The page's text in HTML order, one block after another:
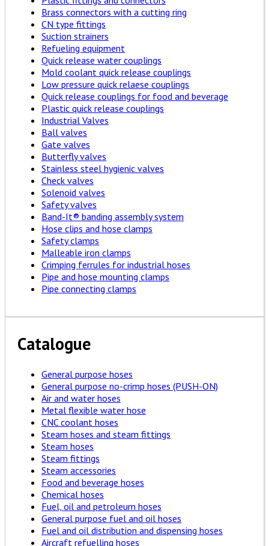
Brass connectors with a cutting ring
CN type fittings
Suction strainers
Refueling equipment
Quick release water couplings
Mold coolant quick release couplings
Low pressure quick relaese couplings
Quick release couplings for food and beverage
Plastic quick release couplings
Industrial Valves
Ball valves
Gate valves
Butterfly valves
Stainless steel hygienic valves
Check valves
Solenoid valves
Safety valves
Band-It® banding assembly system
Hose clips and hose clamps
Safety clamps
Malleable iron clamps
Crimping ferrules for industrial hoses
Pipe and hose mounting clamps
Pipe connecting clamps
Catalogue
General purpose hoses
General purpose no-crimp hoses (PUSH-ON)
Air and water hoses
Metal flexible water hose
CNC coolant hoses
Steam hoses and steam fittings
Steam hoses
Steam fittings
Steam accessories
Food and beverage hoses
Chemical hoses
Fuel, oil and petroleum hoses
General purpose fuel and oil hoses
Fuel and oil distribution and dispensing hoses
Aircraft refuelling hoses